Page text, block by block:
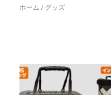
ホーム / グッズ